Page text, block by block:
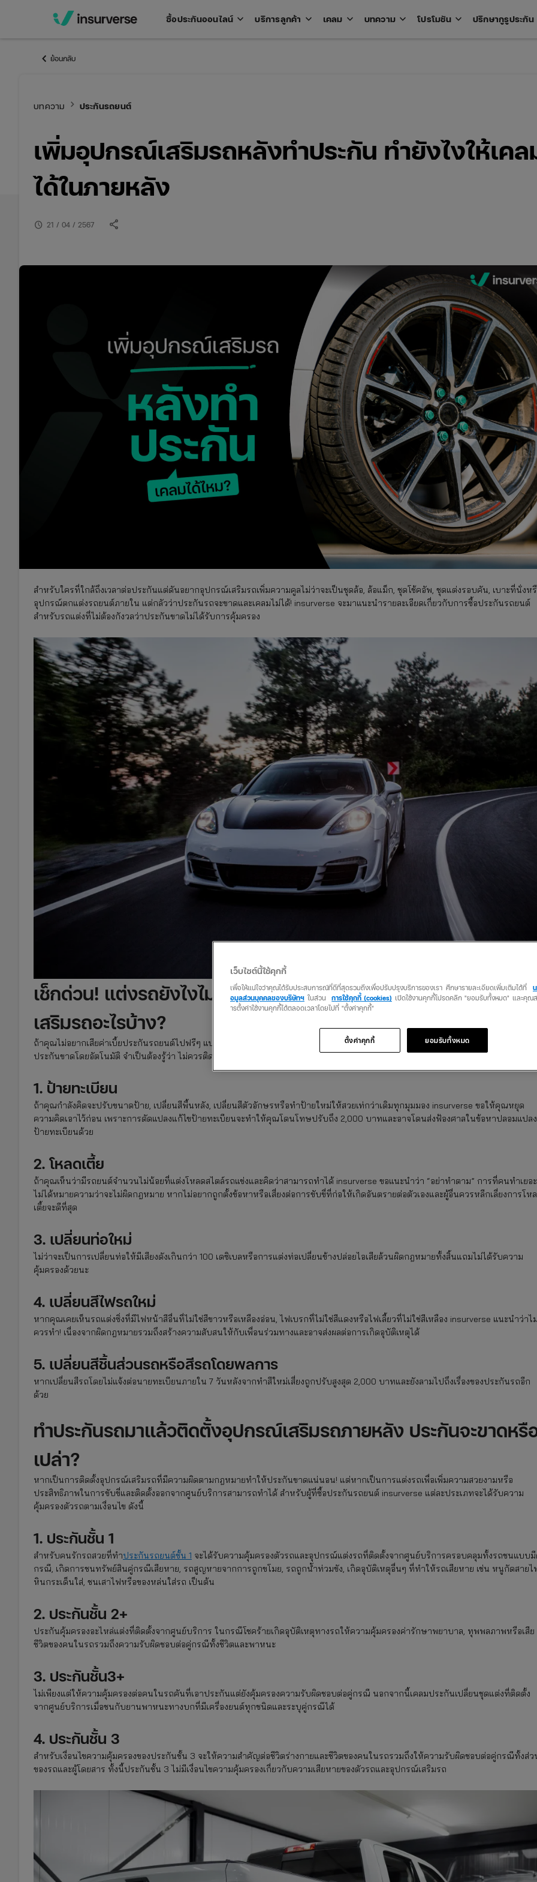
ซื้อประกันออนไลน์ keyboard_arrow_down Open
บริการลูกค้า keyboard_arrow_down Open
เคลม keyboard_arrow_down Open
บทความ keyboard_arrow_down Open
โปรโมชัน keyboard_arrow_down Open
ปรึกษากูรูประกัน
keyboard_arrow_left ย้อนกลับ
บทความ keyboard_arrow_right ประกันรถยนต์
เพิ่มอุปกรณ์เสริมรถหลังทำประกัน ทำยังไงให้เคล
ได้ในภายหลัง
schedule 21 / 04 / 2567 share
สำหรับใครที่ใกล้ถึงเวลาต่อประกันแต่ดันอยากอุปกรณ์เสริมรถเพิ่มความคูลไม่ว่าจะเป็นชุดล้อ, ล้อแม็ก, ชุดโช้คอัพ, ชุดแต่งรอบคัน, เบาะที่นั่งห
อุปกรณ์ตกแต่งรถยนต์ภายใน แต่กลัวว่าประกันรถจะขาดและเคลมไม่ได้! insurverse จะมาแนะนำรายละเอียดเกี่ยวกับการซื้อประกันรถยนต์
สำหรับรถแต่งที่ไม่ต้องกังวลว่าประกันขาดไม่ได้รับการคุ้มครอง
เช็กด่วน! แต่งรถยังไงไม่ให้ประกันขาด ประกันไม่คุ้มครองอุปกรณ์
เสริมรถอะไรบ้าง?
ถ้าคุณไม่อยากเสียค่าเบี้ยประกันรถยนต์ไปฟรีๆ แบบไม่ได้รับความคุ้มครอง เพราะเผลอติดตั้งอุปกรณ์เสริมรถแบบไม่บอกไม่กล่าว จนทำให้
ประกันขาดโดยอัตโนมัติ จำเป็นต้องรู้ว่า ไม่ควรติดตั้งของแต่งรถเหล่านี้โดยไม่แจ้งกับทางบริษัทประกันเอาไว้ก่อน ว่าแต่มีอะไรบ้างไปดูกันเล
1. ป้ายทะเบียน
ถ้าคุณกำลังคิดจะปรับขนาดป้าย, เปลี่ยนสีพื้นหลัง, เปลี่ยนสีตัวอักษรหรือทำป้ายใหม่ให้สวยเท่กว่าเดิมทุกมุมมอง insurverse ขอให้คุณหยุด
ความคิดเอาไว้ก่อน เพราะการดัดแปลงแก้ไขป้ายทะเบียนจะทำให้คุณโดนโทษปรับถึง 2,000 บาทและอาจโดนส่งฟ้องศาลในข้อหาปลอมแปลง
ป้ายทะเบียนด้วย
2. โหลดเตี้ย
ถ้าคุณเห็นว่ามีรถยนต์จำนวนไม่น้อยที่แต่งโหลดสไตล์รถแข่งและคิดว่าสามารถทำได้ insurverse ขอแนะนำว่า “อย่าทำตาม” การที่คนทำเยอะ
ไม่ได้หมายความว่าจะไม่ผิดกฎหมาย หากไม่อยากถูกตั้งข้อหาหรือเสี่ยงต่อการขับขี่ที่ก่อให้เกิดอันตรายต่อตัวเองและผู้อื่นควรหลีกเลี่ยงการโห
เตี้ยจะดีที่สุด
3. เปลี่ยนท่อใหม่
ไม่ว่าจะเป็นการเปลี่ยนท่อให้มีเสียงดังเกินกว่า 100 เดซิเบลหรือการแต่งท่อเปลี่ยนข้างปล่อยไอเสียล้วนผิดกฎหมายทั้งสิ้นแถมไม่ได้รับความ
คุ้มครองด้วยนะ
4. เปลี่ยนสีไฟรถใหม่
หากคุณเคยเห็นรถแต่งซิ่งที่มีไฟหน้าสีอื่นที่ไม่ใช่สีขาวหรือเหลืองอ่อน, ไฟเบรกที่ไม่ใช่สีแดงหรือไฟเลี้ยวที่ไม่ใช่สีเหลือง insurverse แนะนำว่าไ
ควรทำ! เนื่องจากผิดกฎหมายรวมถึงสร้างความสับสนให้กับเพื่อนร่วมทางและอาจส่งผลต่อการเกิดอุบัติเหตุได้
5. เปลี่ยนสีชิ้นส่วนรถหรือสีรถโดยพลการ
หากเปลี่ยนสีรถโดยไม่แจ้งต่อนายทะเบียนภายใน 7 วันหลังจากทำสีใหม่เสี่ยงถูกปรับสูงสุด 2,000 บาทและยังลามไปถึงเรื่องของประกันรถอีก
ด้วย
ทำประกันรถมาแล้วติดตั้งอุปกรณ์เสริมรถภายหลัง ประกันจะขาดหรื
เปล่า?
หากเป็นการติดตั้งอุปกรณ์เสริมรถที่มีความผิดตามกฎหมายทำให้ประกันขาดแน่นอน! แต่หากเป็นการแต่งรถเพื่อเพิ่มความสวยงามหรือ
ประสิทธิภาพในการขับขี่และติดตั้งออกจากศูนย์บริการสามารถทำได้ สำหรับผู้ที่ซื้อประกันรถยนต์ insurverse แต่ละประเภทจะได้รับความ
คุ้มครองตัวรถตามเงื่อนไข ดังนี้
1. ประกันชั้น 1
สำหรับคนรักรถสวยที่ทำประกันรถยนต์ชั้น 1 จะได้รับความคุ้มครองตัวรถและอุปกรณ์แต่งรถที่ติดตั้งจากศูนย์บริการครอบคลุมทั้งรถชนแบบ
กรณี, เกิดการชนทรัพย์สินคู่กรณีเสียหาย, รถสูญหายจากการถูกขโมย, รถถูกน้ำท่วมขัง, เกิดอุบัติเหตุอื่นๆ ที่ทำให้รถเสียหาย เช่น หนูกัดสายไ
หินกระเด็นใส่, ชนเสาไฟหรือของหล่นใส่รถ เป็นต้น
2. ประกันชั้น 2+
ประกันคุ้มครองอะไหล่แต่งที่ติดตั้งจากศูนย์บริการ ในกรณีโชคร้ายเกิดอุบัติเหตุทางรถให้ความคุ้มครองค่ารักษาพยาบาล, ทุพพลภาพหรือเสีย
ชีวิตของคนในรถรวมถึงความรับผิดชอบต่อคู่กรณีทั้งชีวิตและพาหนะ
3. ประกันชั้น3+
ไม่เพียงแต่ให้ความคุ้มครองต่อคนในรถคันที่เอาประกันแต่ยังคุ้มครองความรับผิดชอบต่อคู่กรณี นอกจากนี้เคลมประกันเปลี่ยนชุดแต่งที่ติดตั้ง
จากศูนย์บริการเมื่อชนกับยานพาหนะทางบกที่มีเครื่องยนต์ทุกชนิดและระบุคู่กรณีได้
4. ประกันชั้น 3
สำหรับเงื่อนไขความคุ้มครองของประกันชั้น 3 จะให้ความสำคัญต่อชีวิตร่างกายและชีวิตของคนในรถรวมถึงให้ความรับผิดชอบต่อคู่กรณีทั้งส่ว
ของรถและผู้โดยสาร ทั้งนี้ประกันชั้น 3 ไม่มีเงื่อนไขความคุ้มครองเกี่ยวกับความเสียหายของตัวรถและอุปกรณ์เสริมรถ
เว็บไซต์นี้ใช้คุกกี้
เพื่อให้แน่ใจว่าคุณได้รับประสบการณ์ที่ดีที่สุดรวมถึงเพื่อปรับปรุงบริการของเรา ศึกษารายละเอียดเพิ่มเติมได้ที่
อมูลส่วนบุคคลของบริษัทฯ ในส่วน การใช้คุกกี้ (cookies) เปิดใช้งานคุกกี้โปรดคลิก "ยอมรับทั้งหมด" และคุณ
ารตั้งค่าใช้งานคุกกี้ได้ตลอดเวลาโดยไปที่ "ตั้งค่าคุกกี้"
ยอมรับทั้งหมด
ตั้งค่าคุกกี้